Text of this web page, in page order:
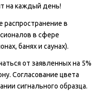
на каждый день!
в
в сфере
банях и саунах).
от заявленных на 5%
Согласование цвета
сигнального образца.